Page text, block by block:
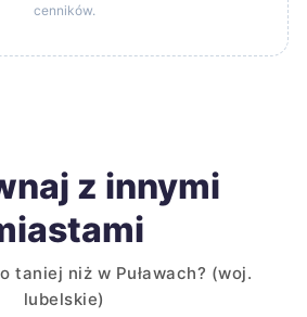
cenników.
z innymi
taniej niż w Puławach? (woj.
lubelskie)